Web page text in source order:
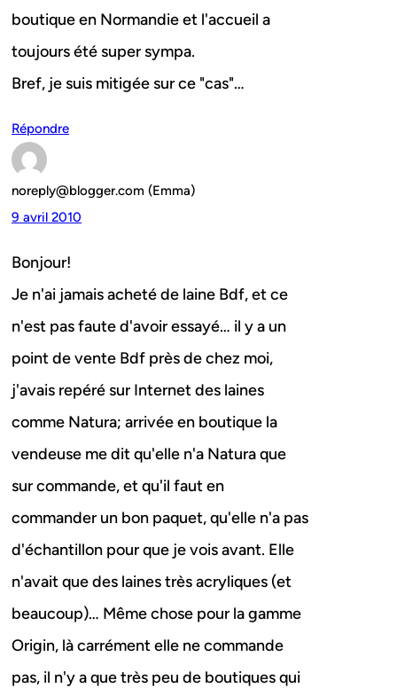
boutique en Normandie et l'accueil a
toujours été super sympa.
Bref, je suis mitigée sur ce "cas"…
Répondre
noreply@blogger.com (Emma)
9 avril 2010
Bonjour!
Je n'ai jamais acheté de laine Bdf, et ce
n'est pas faute d'avoir essayé… il y a un
point de vente Bdf près de chez moi,
j'avais repéré sur Internet des laines
comme Natura; arrivée en boutique la
vendeuse me dit qu'elle n'a Natura que
sur commande, et qu'il faut en
commander un bon paquet, qu'elle n'a pas
d'échantillon pour que je vois avant. Elle
n'avait que des laines très acryliques (et
beaucoup)… Même chose pour la gamme
Origin, là carrément elle ne commande
pas, il n'y a que très peu de boutiques qui